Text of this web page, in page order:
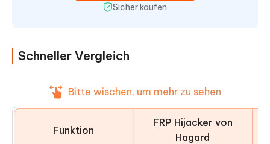
Sicher kaufen
Schneller Vergleich
Bitte wischen, um mehr zu sehen
Funktion
FRP Hijacker von
Hagard